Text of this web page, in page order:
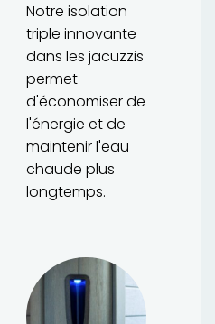
Notre isolation
triple innovante
dans les jacuzzis
permet
d'économiser de
l'énergie et de
maintenir l'eau
chaude plus
longtemps.